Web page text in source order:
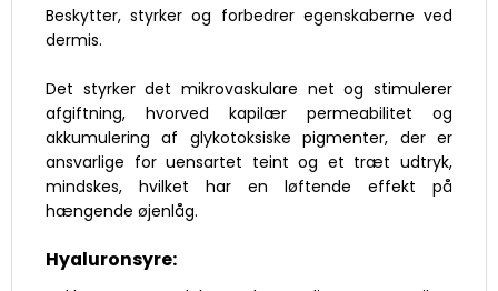
Beskytter, styrker og forbedrer egenskaberne ved
dermis.
Det styrker det mikrovaskulare net og stimulerer
afgiftning, hvorved kapilær permeabilitet og
akkumulering af glykotoksiske pigmenter, der er
ansvarlige for uensartet teint og et træt udtryk,
mindskes, hvilket har en løftende effekt på
hængende øjenlåg.
Hyaluronsyre: